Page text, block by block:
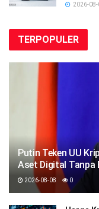
2026-08-
TERPOPULER
Putin Teken UU
Aset Digital Tanpa
2026-08-08 0